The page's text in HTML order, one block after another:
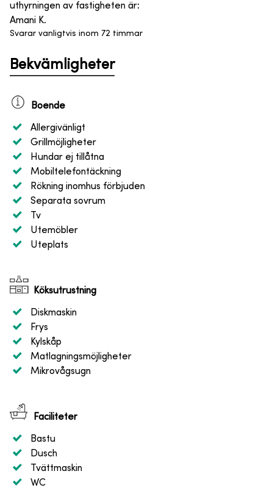
uthyrningen av fastigheten är:
Amani K.
Svarar vanligtvis inom 72 timmar
Bekvämligheter
Boende
Allergivänligt
Grillmöjligheter
Hundar ej tillåtna
Mobiltelefontäckning
Rökning inomhus förbjuden
Separata sovrum
Tv
Utemöbler
Uteplats
Köksutrustning
Diskmaskin
Frys
Kylskåp
Matlagningsmöjligheter
Mikrovågsugn
Faciliteter
Bastu
Dusch
Tvättmaskin
WC